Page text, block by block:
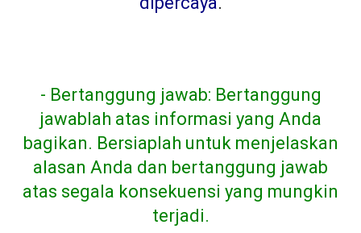
- Bertanggung jawab: Bertanggung
jawablah atas informasi yang Anda
bagikan. Bersiaplah untuk menjelaskan
alasan Anda dan bertanggung jawab
atas segala konsekuensi yang mungkin
terjadi.